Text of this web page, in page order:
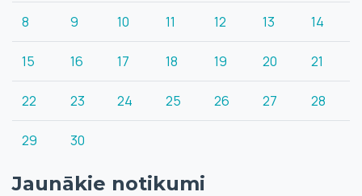
8 9 10 11 12 13 14
15 16 17 18 19 20 21
22 23 24 25 26 27 28
29 30
Jaunākie notikumi